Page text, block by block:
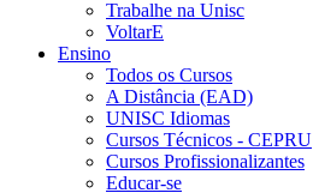
Trabalhe na Unisc
VoltarE
Ensino
Todos os Cursos
A Distância (EAD)
UNISC Idiomas
Cursos Técnicos - CEPRU
Cursos Profissionalizantes
Educar-se